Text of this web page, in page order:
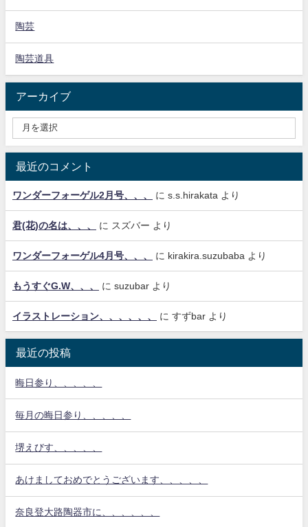
陶芸
陶芸道具
アーカイブ
最近のコメント
ワンダーフォーゲル2月号、、、 に s.s.hirakata より
君(花)の名は、、、 に スズバー より
ワンダーフォーゲル4月号、、、 に kirakira.suzubaba より
もうすぐG.W、、、 に suzubar より
イラストレーション、、、、、、 に すずbar より
最近の投稿
晦日参り、、、、、
毎月の晦日参り、、、、、
堺えびす、、、、、
あけましておめでとうございます、、、、、
奈良登大路陶器市に、、、、、、